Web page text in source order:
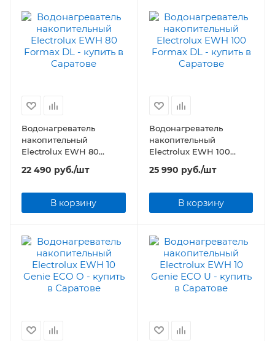
Водонагреватель
накопительный
Electrolux EWH 80
22 490 руб./шт
В корзину
Водонагреватель
накопительный
Electrolux EWH 100
25 990 руб./шт
В корзину